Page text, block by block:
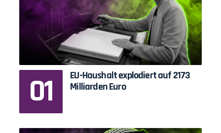
EU-Haushalt explodiert auf 2173
Milliarden Euro